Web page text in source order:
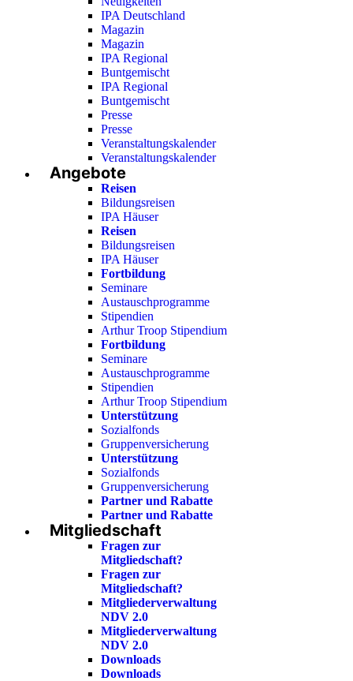
IPA Deutschland
Magazin
Magazin
IPA Regional
Buntgemischt
IPA Regional
Buntgemischt
Presse
Presse
Veranstaltungskalender
Veranstaltungskalender
Angebote
Reisen
Bildungsreisen
IPA Häuser
Reisen
Bildungsreisen
IPA Häuser
Fortbildung
Seminare
Austauschprogramme
Stipendien
Arthur Troop Stipendium
Fortbildung
Seminare
Austauschprogramme
Stipendien
Arthur Troop Stipendium
Unterstützung
Sozialfonds
Gruppenversicherung
Unterstützung
Sozialfonds
Gruppenversicherung
Partner und Rabatte
Partner und Rabatte
Mitgliedschaft
Fragen zur
Mitgliedschaft?
Fragen zur
Mitgliedschaft?
Mitgliederverwaltung
NDV 2.0
Mitgliederverwaltung
NDV 2.0
Downloads
Downloads